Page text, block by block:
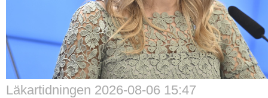
Läkartidningen 2026-08-06 15:47